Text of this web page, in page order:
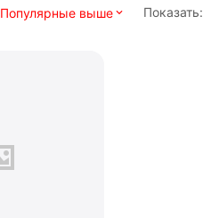
Популярные выше Показать: